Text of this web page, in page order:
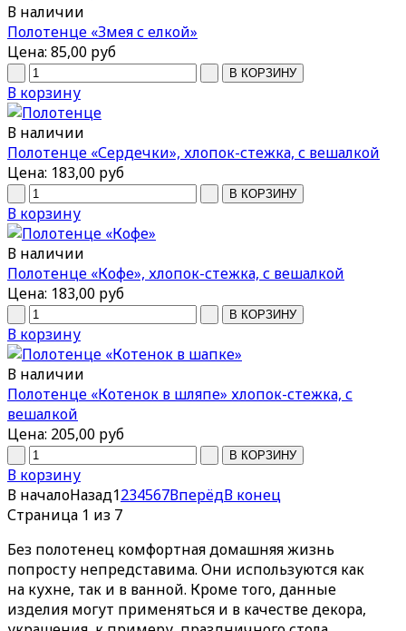
В наличии
Полотенце «Змея с елкой»
Цена: 85,00 руб
В корзину
В наличии
Полотенце «Сердечки», хлопок-стежка, с вешалкой
Цена: 183,00 руб
В корзину
В наличии
Полотенце «Кофе», хлопок-стежка, с вешалкой
Цена: 183,00 руб
В корзину
В наличии
Полотенце «Котенок в шляпе» хлопок-стежка, с
вешалкой
Цена: 205,00 руб
В корзину
В началоНазад1234567ВперёдВ конец
Страница 1 из 7
Без полотенец комфортная домашняя жизнь
попросту непредставима. Они используются как
на кухне, так и в ванной. Кроме того, данные
изделия могут применяться и в качестве декора,